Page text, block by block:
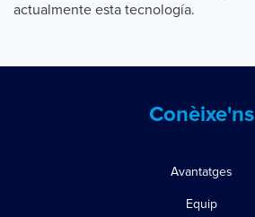
actualmente esta tecnología.
Conèixe'ns
Avantatges
Equip